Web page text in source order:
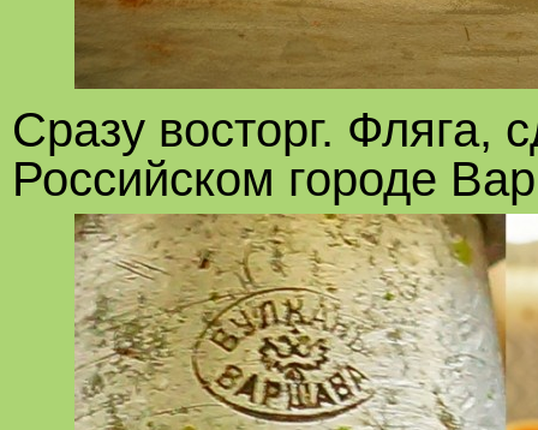
Сразу восторг. Фляга,
Российском городе